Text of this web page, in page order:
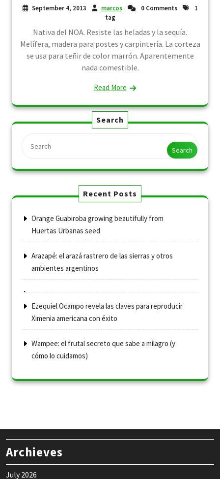
September 4, 2013 marcos 0 Comments
1
tag
Nativa del NOA. Resiste las heladas y la sequía.
Melífera, madera para postes y carpintería. La corteza
se usa para teñir de color marrón. Aparentemente
nada comestible.
Read More
Search
Search
Recent Posts
Orange Guabiroba growing beautifully from
Huertas Urbanas seed
Arazapé: el arazá rastrero de las sierras y otros
ambientes argentinos
Ezequiel Ocampo revela las claves para reproducir
Ximenia americana con éxito
Wampee: el frutal secreto que sabe a milagro (y
cómo lo cuidamos)
Archieves
July 2026